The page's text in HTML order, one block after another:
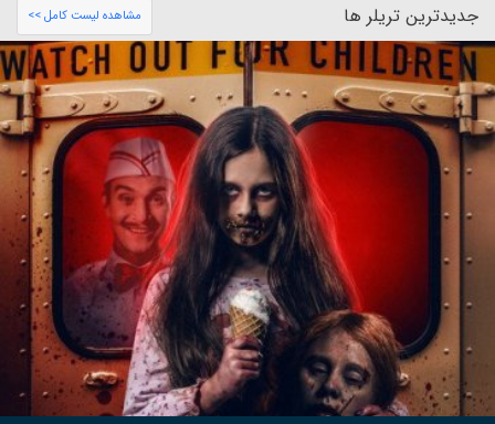
جدیدترین تریلر ها مشاهده لیست کامل >>